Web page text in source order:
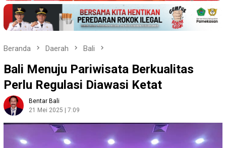
Beranda Daerah Bali
Bali Menuju Pariwisata Berkualitas
Perlu Regulasi Diawasi Ketat
Bentar Bali
21 Mei 2025 | 7:09